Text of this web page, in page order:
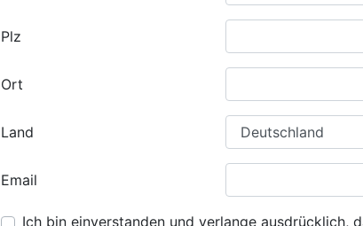
Plz
Ort
Land
Email
Ich bin einverstanden und verlange ausdrücklich,